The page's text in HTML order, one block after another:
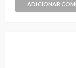
ADICIONAR